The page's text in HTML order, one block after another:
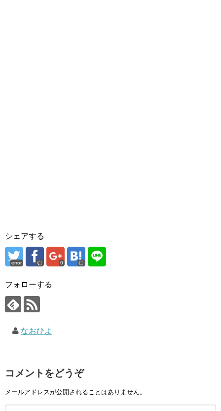
シェアする
error 0
フォローする
なおひよ
コメントをどうぞ
メールアドレスが公開されることはありません。